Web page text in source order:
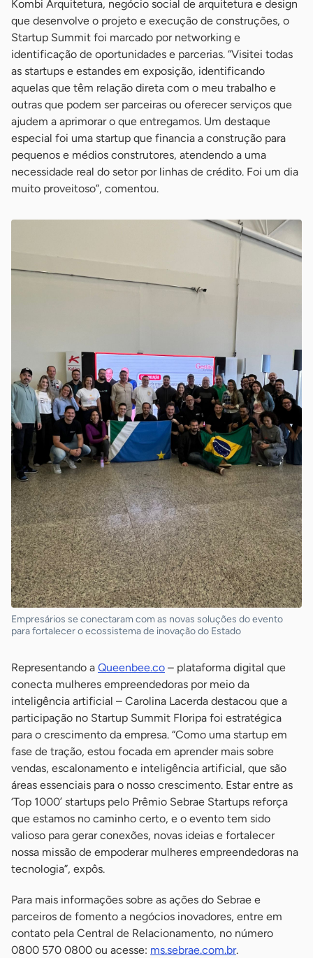
Kombi Arquitetura, negócio social de arquitetura e design
que desenvolve o projeto e execução de construções, o
Startup Summit foi marcado por networking e
identificação de oportunidades e parcerias. “Visitei todas
as startups e estandes em exposição, identificando
aquelas que têm relação direta com o meu trabalho e
outras que podem ser parceiras ou oferecer serviços que
ajudem a aprimorar o que entregamos. Um destaque
especial foi uma startup que financia a construção para
pequenos e médios construtores, atendendo a uma
necessidade real do setor por linhas de crédito. Foi um dia
muito proveitoso”, comentou.
Empresários se conectaram com as novas soluções do evento
para fortalecer o ecossistema de inovação do Estado
Representando a Queenbee.co – plataforma digital que
conecta mulheres empreendedoras por meio da
inteligência artificial – Carolina Lacerda destacou que a
participação no Startup Summit Floripa foi estratégica
para o crescimento da empresa. “Como uma startup em
fase de tração, estou focada em aprender mais sobre
vendas, escalonamento e inteligência artificial, que são
áreas essenciais para o nosso crescimento. Estar entre as
‘Top 1000’ startups pelo Prêmio Sebrae Startups reforça
que estamos no caminho certo, e o evento tem sido
valioso para gerar conexões, novas ideias e fortalecer
nossa missão de empoderar mulheres empreendedoras na
tecnologia”, expôs.
Para mais informações sobre as ações do Sebrae e
parceiros de fomento a negócios inovadores, entre em
contato pela Central de Relacionamento, no número
0800 570 0800 ou acesse: ms.sebrae.com.br.